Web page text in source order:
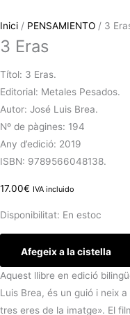
Inici / PENSAMIENTO / 3
3 Eras
Títol: 3 Eras.
Editorial: Metales Pesados.
Autor: José Luis Brea.
Nº de pàgines: 194
Any d’edició: 2019
ISBN: 9789566048138.
17.00€ IVA incluido
Disponibilitat: En estoc
Afegeix a la cistella
Aquest llibre en edició
Luis Brea, és un guió i neix
tres eres de la imatge». El